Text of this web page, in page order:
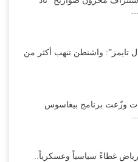
قبائل الصحراء اليمنية تبدأ
فدغم مع تحوله من معسكر
تايمز”: واشنطن تنهب أكثر من
وزّعت برنامج بيغاسوس
غطاءً سياسياً وعسكرياً..